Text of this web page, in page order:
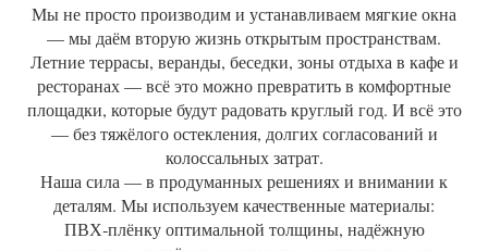
Мы не просто производим и устанавливаем мягкие окна
— мы даём вторую жизнь открытым пространствам.
Летние террасы, веранды, беседки, зоны отдыха в кафе и
ресторанах — всё это можно превратить в комфортные
площадки, которые будут радовать круглый год. И всё это
— без тяжёлого остекления, долгих согласований и
колоссальных затрат.
Наша сила — в продуманных решениях и внимании к
деталям. Мы используем качественные материалы:
ПВХ‑плёнку оптимальной толщины, надёжную